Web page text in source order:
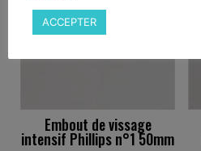
Embout de vissage
intensif Phillips n°1 50mm
ACCEPTER